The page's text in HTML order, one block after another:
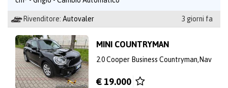
Rivenditore: Autovaler 3 giorni fa
MINI COUNTRYMAN
2.0 Cooper Business Countryman,Nav
€ 19.000